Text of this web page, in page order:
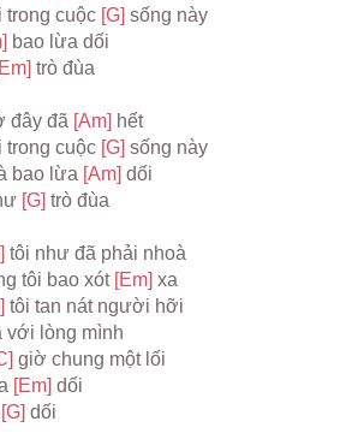
cuộc [G] sống này
bao lừa dối
trò đùa
đây đã [Am] hết
cuộc [G] sống này
bao lừa [Am] dối
[G] trò đùa
tôi như đã phải nhoà
tôi bao xót [Em] xa
tôi tan nát người hỡi
với lòng mình
giờ chung một lối
[Em] dối
[G] dối